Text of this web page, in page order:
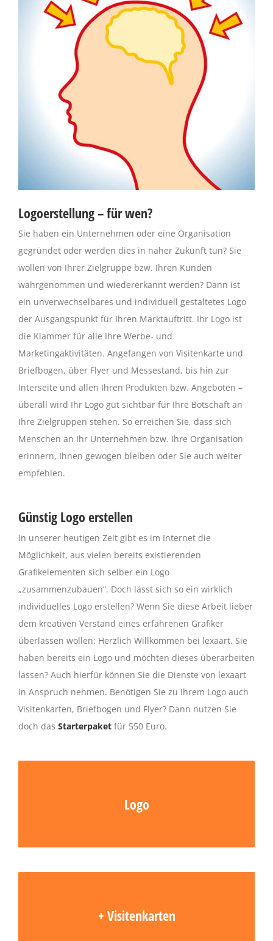
Logoerstellung – für wen?
Sie haben ein Unternehmen oder eine Organisation
gegründet oder werden dies in naher Zukunft tun? Sie
wollen von Ihrer Zielgruppe bzw. Ihren Kunden
wahrgenommen und wiedererkannt werden? Dann ist
ein unverwechselbares und individuell gestaltetes Logo
der Ausgangspunkt für Ihren Marktauftritt. Ihr Logo ist
die Klammer für alle Ihre Werbe- und
Marketingaktivitäten. Angefangen von Visitenkarte und
Briefbogen, über Flyer und Messestand, bis hin zur
Interseite und allen Ihren Produkten bzw. Angeboten –
überall wird Ihr Logo gut sichtbar für Ihre Botschaft an
Ihre Zielgruppen stehen. So erreichen Sie, dass sich
Menschen an Ihr Unternehmen bzw. Ihre Organisation
erinnern, Ihnen gewogen bleiben oder Sie auch weiter
empfehlen.
Günstig Logo erstellen
In unserer heutigen Zeit gibt es im Internet die
Möglichkeit, aus vielen bereits existierenden
Grafikelementen sich selber ein Logo
„zusammenzubauen“. Doch lässt sich so ein wirklich
individuelles Logo erstellen? Wenn Sie diese Arbeit lieber
dem kreativen Verstand eines erfahrenen Grafiker
überlassen wollen: Herzlich Willkommen bei lexaart. Sie
haben bereits ein Logo und möchten dieses überarbeiten
lassen? Auch hierfür können Sie die Dienste von lexaart
in Anspruch nehmen. Benötigen Sie zu Ihrem Logo auch
Visitenkarten, Briefbogen und Flyer? Dann nutzen Sie
doch das Starterpaket für 550 Euro.
Logo
Auf Ihr Unternehmen zugeschnittenes und
+ Visitenkarten
500 gestaltete Visitenkarten auf 400 gr-Karton, 4-